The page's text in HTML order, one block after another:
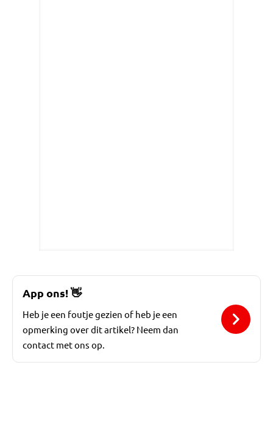
App ons!👋
Heb je een foutje gezien of heb je een
opmerking over dit artikel? Neem dan
contact met ons op.